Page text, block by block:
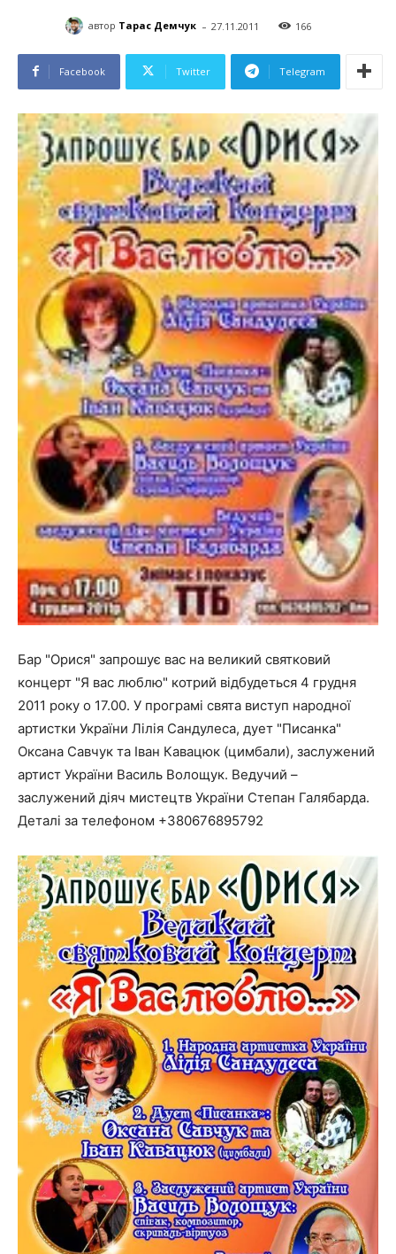
автор Тарас Демчук - 27.11.2011 166
Facebook Twitter Telegram
Бар "Орися" запрошує вас на великий святковий
концерт "Я вас люблю" котрий відбудеться 4 грудня
2011 року о 17.00. У програмі свята виступ народної
артистки України Лілія Сандулеса, дует "Писанка"
Оксана Савчук та Іван Кавацюк (цимбали), заслужений
артист України Василь Волощук. Ведучий –
заслужений діяч мистецтв України Степан Галябарда.
Деталі за телефоном +380676895792